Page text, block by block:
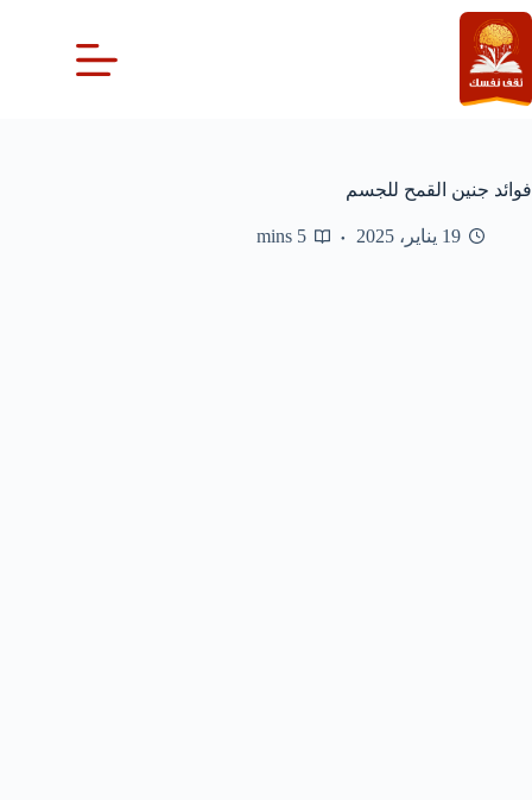
التجاوز
إلى
المحتوى
فوائد جنين القمح للجسم
19 يناير، 2025 5 mins